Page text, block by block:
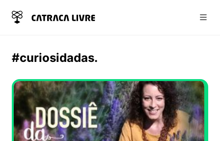
#curiosidadas.